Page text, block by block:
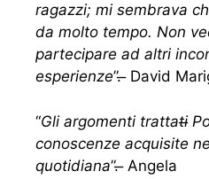
ragazzi; mi sembrava
da molto tempo. Non
partecipare ad altri
esperienze”. ̶ David
“Gli argomenti trattati̶
conoscenze acquisite
quotidiana”. ̶ Angela